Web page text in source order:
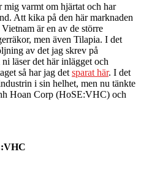
mig varmt om hjärtat och har
Att kika på den här marknaden
är en av de större
men även Tilapia. I det
av det jag skrev på
läser det här inlägget och
så har jag det sparat här. I det
i sin helhet, men nu tänkte
Hoan Corp (HoSE:VHC) och